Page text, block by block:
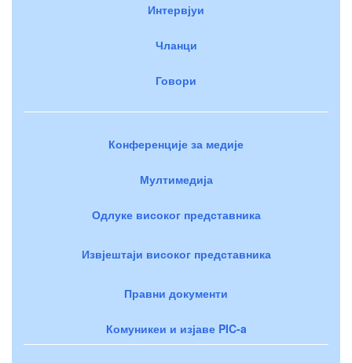
Интервјуи
Чланци
Говори
Конференције за медије
Мултимедија
Одлуке високог представника
Извјештаји високог представника
Правни документи
Комуникеи и изјаве PIC-a